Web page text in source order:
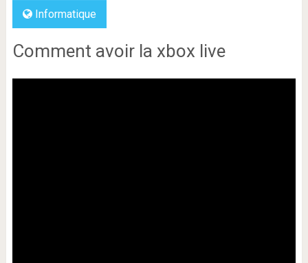
Informatique
Comment avoir la xbox live